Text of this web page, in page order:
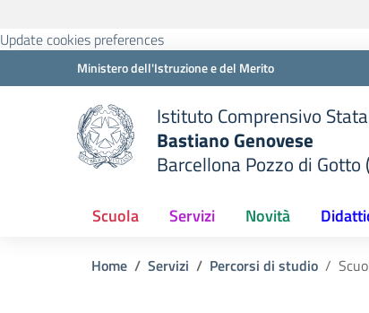
Update cookies preferences
Ministero dell'Istruzione e del Merito
Istituto Comprensivo
Bastiano Genovese
Barcellona Pozzo di Gotto
Scuola Servizi Novità
Home Servizi Percorsi di studio